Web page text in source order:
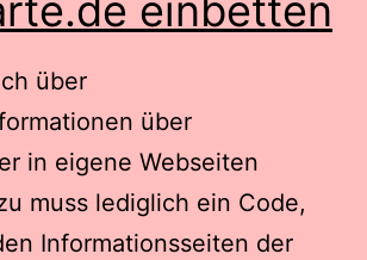
über
über
in eigene Webseiten
muss lediglich ein Code,
Informationsseiten der